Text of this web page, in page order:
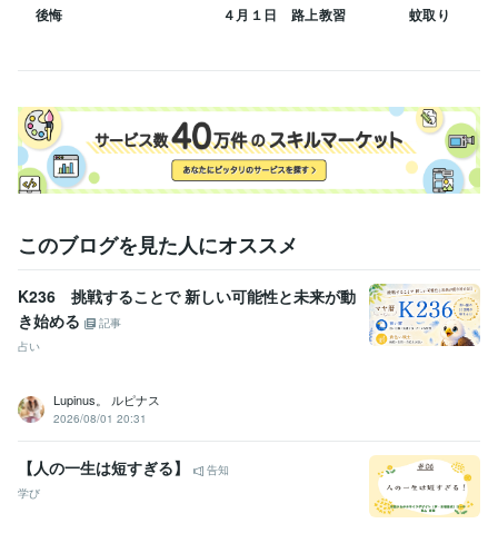
ライティング・翻訳 You Tube動画等を約200本作成♪
明海大学 1995年3月 ~ 1999年2月
語学力
英語 日常会話レベル
後悔 ４月１日 路上教習 蚊取り
このブログを見た人にオススメ
K236 挑戦することで 新しい可能性と未来が動
き始める
記事
占い
Lupinus。 ルピナス
2026/08/01 20:31
【人の一生は短すぎる】
告知
学び